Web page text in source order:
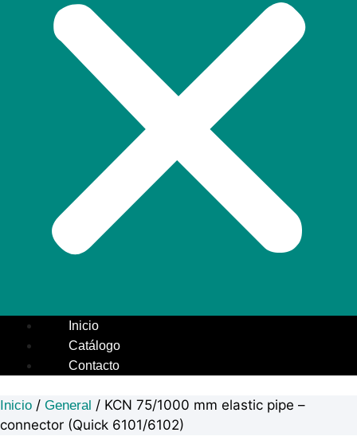
Inicio
Catálogo
Contacto
Inicio / General / KCN 75/1000 mm elastic pipe –
connector (Quick 6101/6102)